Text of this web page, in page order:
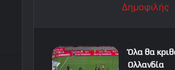
Δημοφιλής
Όλα θα
Ολλανδία